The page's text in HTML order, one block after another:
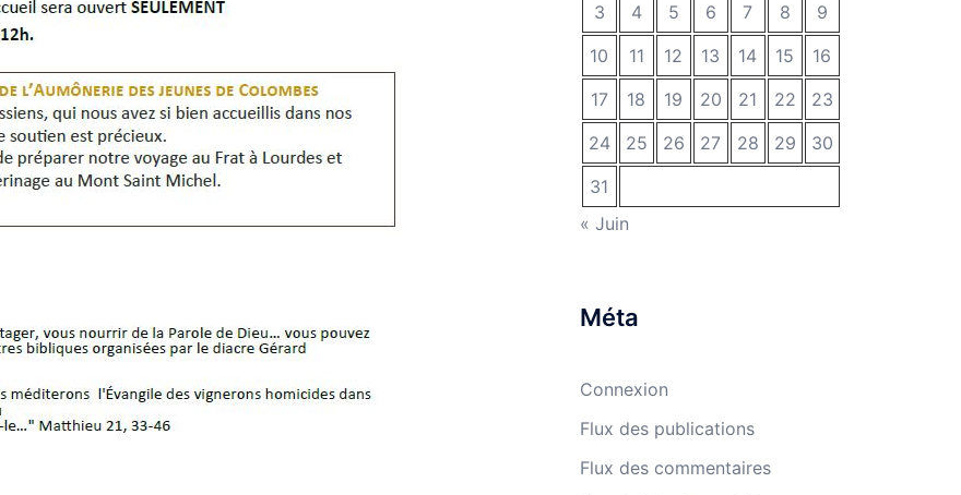
3
4 5 6 7 8
9
10
11 12 13 14 15
16
17
18 19 20 21 22
23
24
25 26 27 28 29
30
31
« Juin
Méta
Connexion
Flux des publications
Flux des commentaires